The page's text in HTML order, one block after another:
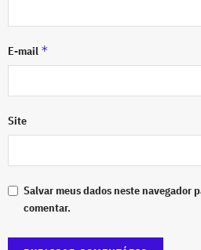
E-mail *
Site
Salvar meus dados neste navegador
comentar.